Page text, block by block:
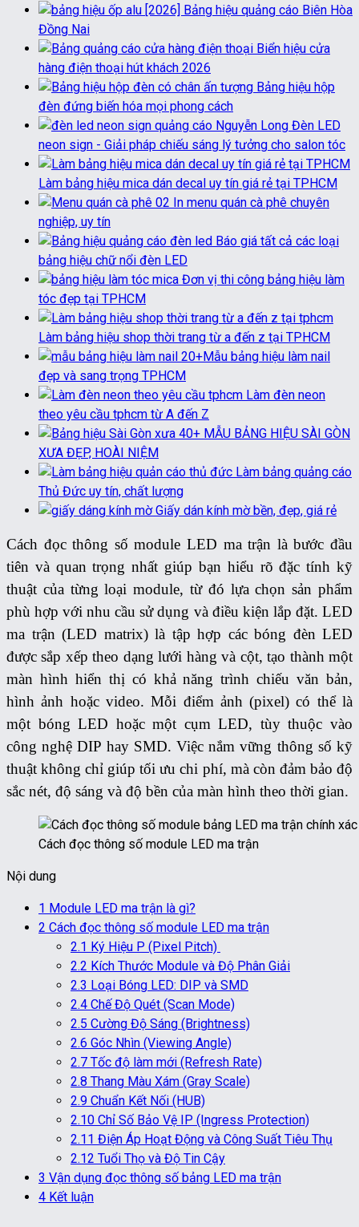
[2026] Bảng hiệu quảng cáo Biên Hòa
Đồng Nai
Biển hiệu cửa
hàng điện thoại hút khách 2026
Bảng hiệu hộp
đèn đứng biến hóa mọi phong cách
Đèn LED
neon sign - Giải pháp chiếu sáng lý tưởng cho salon tóc
Làm bảng hiệu mica dán decal uy tín giá rẻ tại TPHCM
In menu quán cà phê chuyên
nghiệp, uy tín
Báo giá tất cả các loại
bảng hiệu chữ nổi đèn LED
Đơn vị thi công bảng hiệu làm
tóc đẹp tại TPHCM
Làm bảng hiệu shop thời trang từ a đến z tại TPHCM
20+Mẫu bảng hiệu làm nail
đẹp và sang trọng TPHCM
Làm đèn neon
theo yêu cầu tphcm từ A đến Z
40+ MẪU BẢNG HIỆU SÀI GÒN
XƯA ĐẸP, HOÀI NIỆM
Làm bảng quảng cáo
Thủ Đức uy tín, chất lượng
Giấy dán kính mờ bền, đẹp, giá rẻ
Cách đọc thông số module LED ma trận là bước đầu
tiên và quan trọng nhất giúp bạn hiểu rõ đặc tính kỹ
thuật của từng loại module, từ đó lựa chọn sản phẩm
phù hợp với nhu cầu sử dụng và điều kiện lắp đặt. LED
ma trận (LED matrix) là tập hợp các bóng đèn LED
được sắp xếp theo dạng lưới hàng và cột, tạo thành một
màn hình hiển thị có khả năng trình chiếu văn bản,
hình ảnh hoặc video. Mỗi điểm ảnh (pixel) có thể là
một bóng LED hoặc một cụm LED, tùy thuộc vào
công nghệ DIP hay SMD. Việc nắm vững thông số kỹ
thuật không chỉ giúp tối ưu chi phí, mà còn đảm bảo độ
sắc nét, độ sáng và độ bền của màn hình theo thời gian.
Cách đọc thông số module LED ma trận
Nội dung
1 Module LED ma trận là gì?
2 Cách đọc thông số module LED ma trận
2.1 Ký Hiệu P (Pixel Pitch)
2.2 Kích Thước Module và Độ Phân Giải
2.3 Loại Bóng LED: DIP và SMD
2.4 Chế Độ Quét (Scan Mode)
2.5 Cường Độ Sáng (Brightness)
2.6 Góc Nhìn (Viewing Angle)
2.7 Tốc độ làm mới (Refresh Rate)
2.8 Thang Màu Xám (Gray Scale)
2.9 Chuẩn Kết Nối (HUB)
2.10 Chỉ Số Bảo Vệ IP (Ingress Protection)
2.11 Điện Áp Hoạt Động và Công Suất Tiêu Thụ
2.12 Tuổi Thọ và Độ Tin Cậy
3 Vận dụng đọc thông số bảng LED ma trận
4 Kết luận